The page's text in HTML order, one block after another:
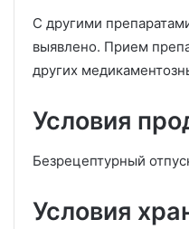
С другими
выявлено. Прием
других
Условия
Безрецептурный
Условия